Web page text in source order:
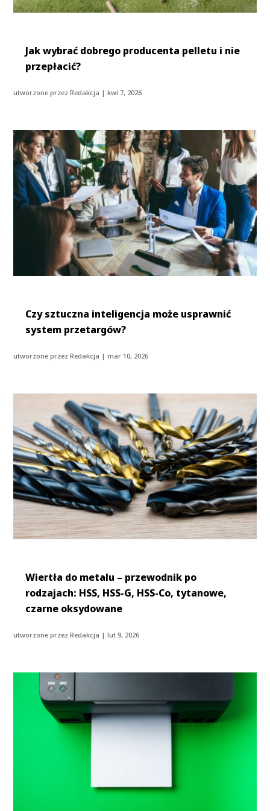
Jak wybrać dobrego producenta pelletu i nie
przepłacić?
utworzone przezRedakcja |kwi 7, 2026
Czy sztuczna inteligencja może usprawnić
system przetargów?
utworzone przezRedakcja |mar 10, 2026
Wiertła do metalu – przewodnik po
rodzajach: HSS, HSS-G, HSS-Co, tytanowe,
czarne oksydowane
utworzone przezRedakcja |lut 9, 2026